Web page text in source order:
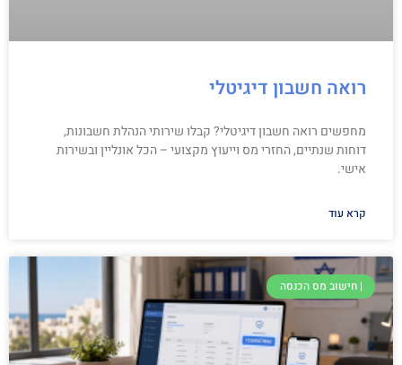
רואה חשבון דיגיטלי
מחפשים רואה חשבון דיגיטלי? קבלו שירותי הנהלת חשבונות,
דוחות שנתיים, החזרי מס וייעוץ מקצועי – הכל אונליין ובשירות
אישי.
קרא עוד
| חישוב מס הכנסה